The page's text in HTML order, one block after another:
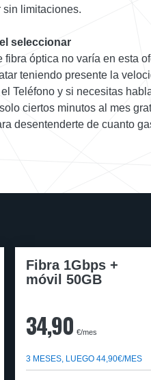
sin limitaciones.
seleccionar
óptica no varía en esta
teniendo presente la
Teléfono y si necesitas
ciertos minutos al mes
desentenderte de cuanto
Fibra 1Gbps +
móvil 50GB
34,90 €/mes
3 MESES, LUEGO 44,90€/MES